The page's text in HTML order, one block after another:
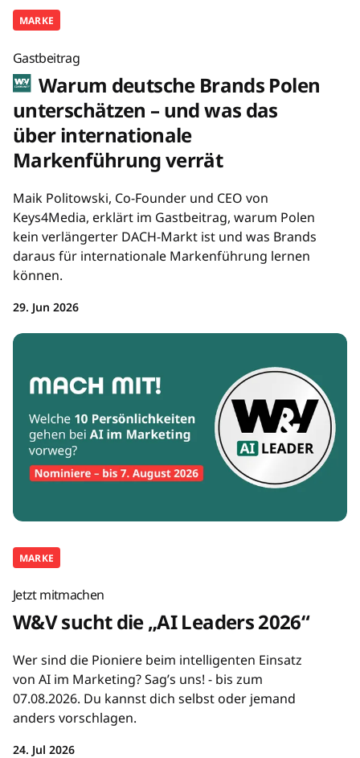
MARKE
Gastbeitrag
Warum deutsche Brands Polen
unterschätzen – und was das
über internationale
Markenführung verrät
Maik Politowski, Co-Founder und CEO von
Keys4Media, erklärt im Gastbeitrag, warum Polen
kein verlängerter DACH-Markt ist und was Brands
daraus für internationale Markenführung lernen
können.
29. Jun 2026
MARKE
Jetzt mitmachen
W&V sucht die „AI Leaders 2026“
Wer sind die Pioniere beim intelligenten Einsatz
von AI im Marketing? Sag’s uns! - bis zum
07.08.2026. Du kannst dich selbst oder jemand
anders vorschlagen.
24. Jul 2026